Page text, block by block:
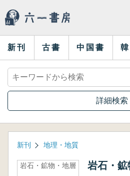
新刊 古書 中国書
詳細検索
新刊 地理・地質
岩石・鉱物・地層 岩石・